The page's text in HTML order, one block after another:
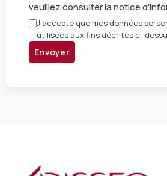
veuillez consulter lanotice
J’accepte que mes données
utilisées aux fins décrites ci-
Envoyer